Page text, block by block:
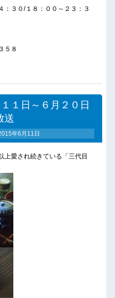
：３０/１８：００～２３：３
５８
１日～６月２０日
送
年6月11日
上愛され続きている「三代目